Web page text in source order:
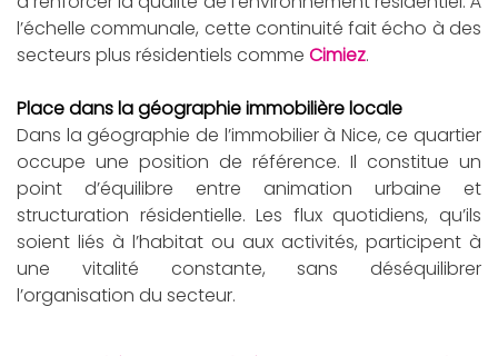
l’échelle communale, cette continuité fait écho à des
secteurs plus résidentiels comme Cimiez.
Place dans la géographie immobilière locale
Dans la géographie de l’immobilier à Nice, ce quartier
occupe une position de référence. Il constitue un
point d’équilibre entre animation urbaine et
structuration résidentielle. Les flux quotidiens, qu’ils
soient liés à l’habitat ou aux activités, participent à
une vitalité constante, sans déséquilibrer
l’organisation du secteur.